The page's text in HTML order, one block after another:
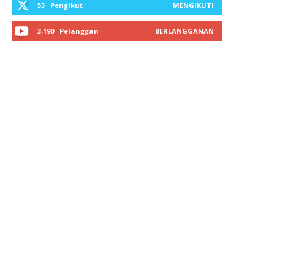
53 Pengikut MENGIKUTI
3,190 Pelanggan BERLANGGANAN